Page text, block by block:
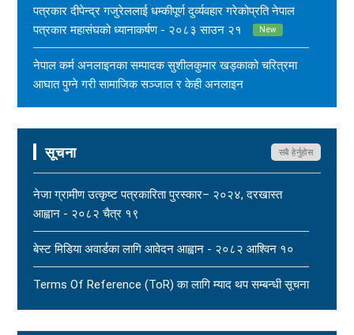
पत्रकार दीपेन्द्र गजुरेललाई धम्कीपूर्ण दुर्व्यवहार गरेकोप्रति नेपाल
पत्रकार महासंघको ध्यानाकर्षण - २०८३ साउन २१
New
नेपाल कर्म अनलाइनका सम्पादक सुशीलकुमार खड्काको चरित्रमा
आघात पुग्ने गरी सामाजिक सञ्जाल र केही अनलाइन
महासंघ बैतडी शाखाका अध्यक्ष नरिदत्त बडुलाई पितृशोक परेको दुःखद्
खबरले नेपाल पत्रकार महासंघ स्तब्ध र दुःखी - २०८३ साउन १७
New
धार्मिक सहिष्णुता, सामाजिक सद्भाव र शान्ति कायम राख्न नेपाल
पत्रकार महासंघको आग्रह - २०८३ साउन १५
New
सूचना सबै हेर्नुहोस
नेजा ग्रामीण उत्कृष्ट पत्रकारिता पुरस्कार– २०२४, दरखास्त
आह्वान - २०८२ चैत्र १९
बेस्ट मिडिया अवार्डका लागि आवेदन आह्वान - २०८२ आश्विन १०
Terms Of Reference (ToR) का लागि म्याद थप सम्बन्धी सूचना